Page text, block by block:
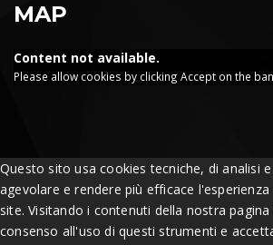
MAP
Content not available.
Please allow cookies by clicking Accept on the
Questo sito usa cookies tecniche, di analisi
agevolare e rendere più efficace
site. Visitando i contenuti della nostra
consenso all'uso di questi strumenti e